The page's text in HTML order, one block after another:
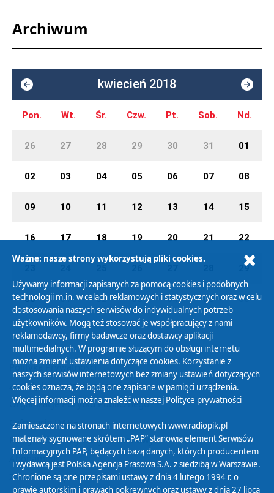
Archiwum
kwiecień 2018
Pon. Wt. Śr. Czw. Pt. Sob. Nd.
26 27 28 29 30 31 01
02 03 04 05 06 07 08
09 10 11 12 13 14 15
16 17 18 19 20 21 22
29
30 01 02 03 04 05 06
Polityka Prywatności
Zasady korzystania z Serwisu
Organizacje Pożytku Publicznego
Cyfryzacja DAB+
Polityka ochrony danych osobowych
Abonament
Zamówienia publiczne
Ważne: nasze strony wykorzystują pliki cookies.
Używamy informacji zapisanych za pomocą cookies i podobnych
technologii m.in. w celach reklamowych i statystycznych oraz w celu
dostosowania naszych serwisów do indywidualnych potrzeb
użytkowników. Mogą też stosować je współpracujący z nami
reklamodawcy, firmy badawcze oraz dostawcy aplikacji
multimedialnych. W programie służącym do obsługi internetu
można zmienić ustawienia dotyczące cookies. Korzystanie z
naszych serwisów internetowych bez zmiany ustawień dotyczących
cookies oznacza, że będą one zapisane w pamięci urządzenia.
Więcej informacji można znaleźć w naszej Polityce prywatności
Zamieszczone na stronach internetowych www.radiopik.pl
materiały sygnowane skrótem „PAP” stanowią element Serwisów
Informacyjnych PAP, będących bazą danych, których producentem
i wydawcą jest Polska Agencja Prasowa S.A. z siedzibą w Warszawie.
Chronione są one przepisami ustawy z dnia 4 lutego 1994 r. o
prawie autorskim i prawach pokrewnych oraz ustawy z dnia 27 lipca